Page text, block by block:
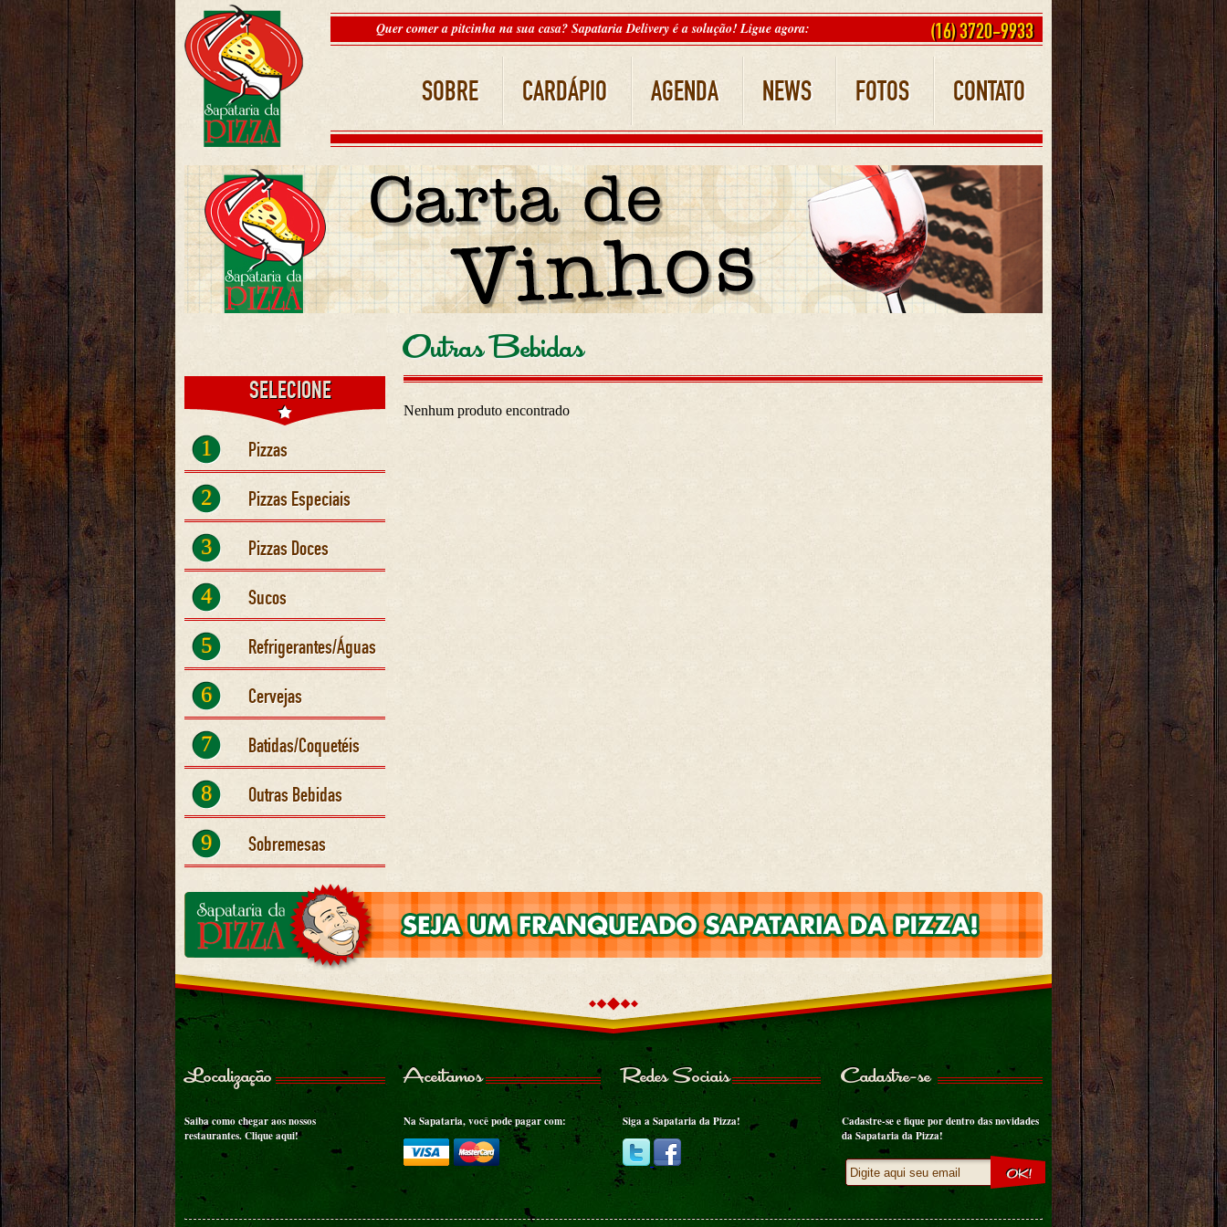
Quer comer a pitcinha na sua casa? Sapataria Delivery é a solução! Ligue agora: (16) 3720-9933
SOBRE CARDÁPIO AGENDA NEWS FOTOS CONTATO
Outras Bebidas
SELECIONE
1 Pizzas
2 Pizzas Especiais
3 Pizzas Doces
4 Sucos
5 Refrigerantes/Águas
6 Cervejas
7 Batidas/Coquetéis
8 Outras Bebidas
9 Sobremesas
Nenhum produto encontrado
Localização
Saiba como chegar aos nossos
restaurantes.Clique aqui!
Aceitamos
Na Sapataria, você pode pagar com:
Redes Sociais
Siga a Sapataria da Pizza!
Cadastre-se
Cadastre-se e fique por dentro das novidades
da Sapataria da Pizza!